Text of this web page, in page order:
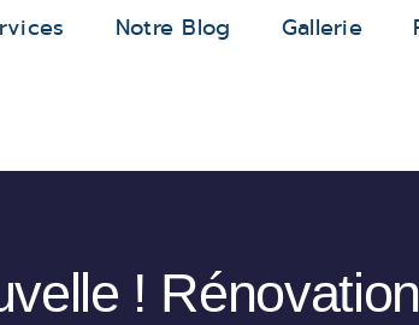
Notre Blog Gallerie
! Rénovation